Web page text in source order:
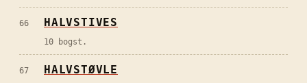
66 HALVSTIVES
10 bogst.
67 HALVSTØVLE